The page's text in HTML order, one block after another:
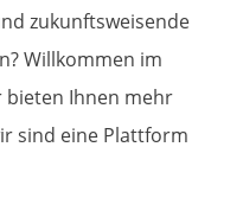
zukunftsweisende
Willkommen im
bieten Ihnen mehr
sind eine Plattform